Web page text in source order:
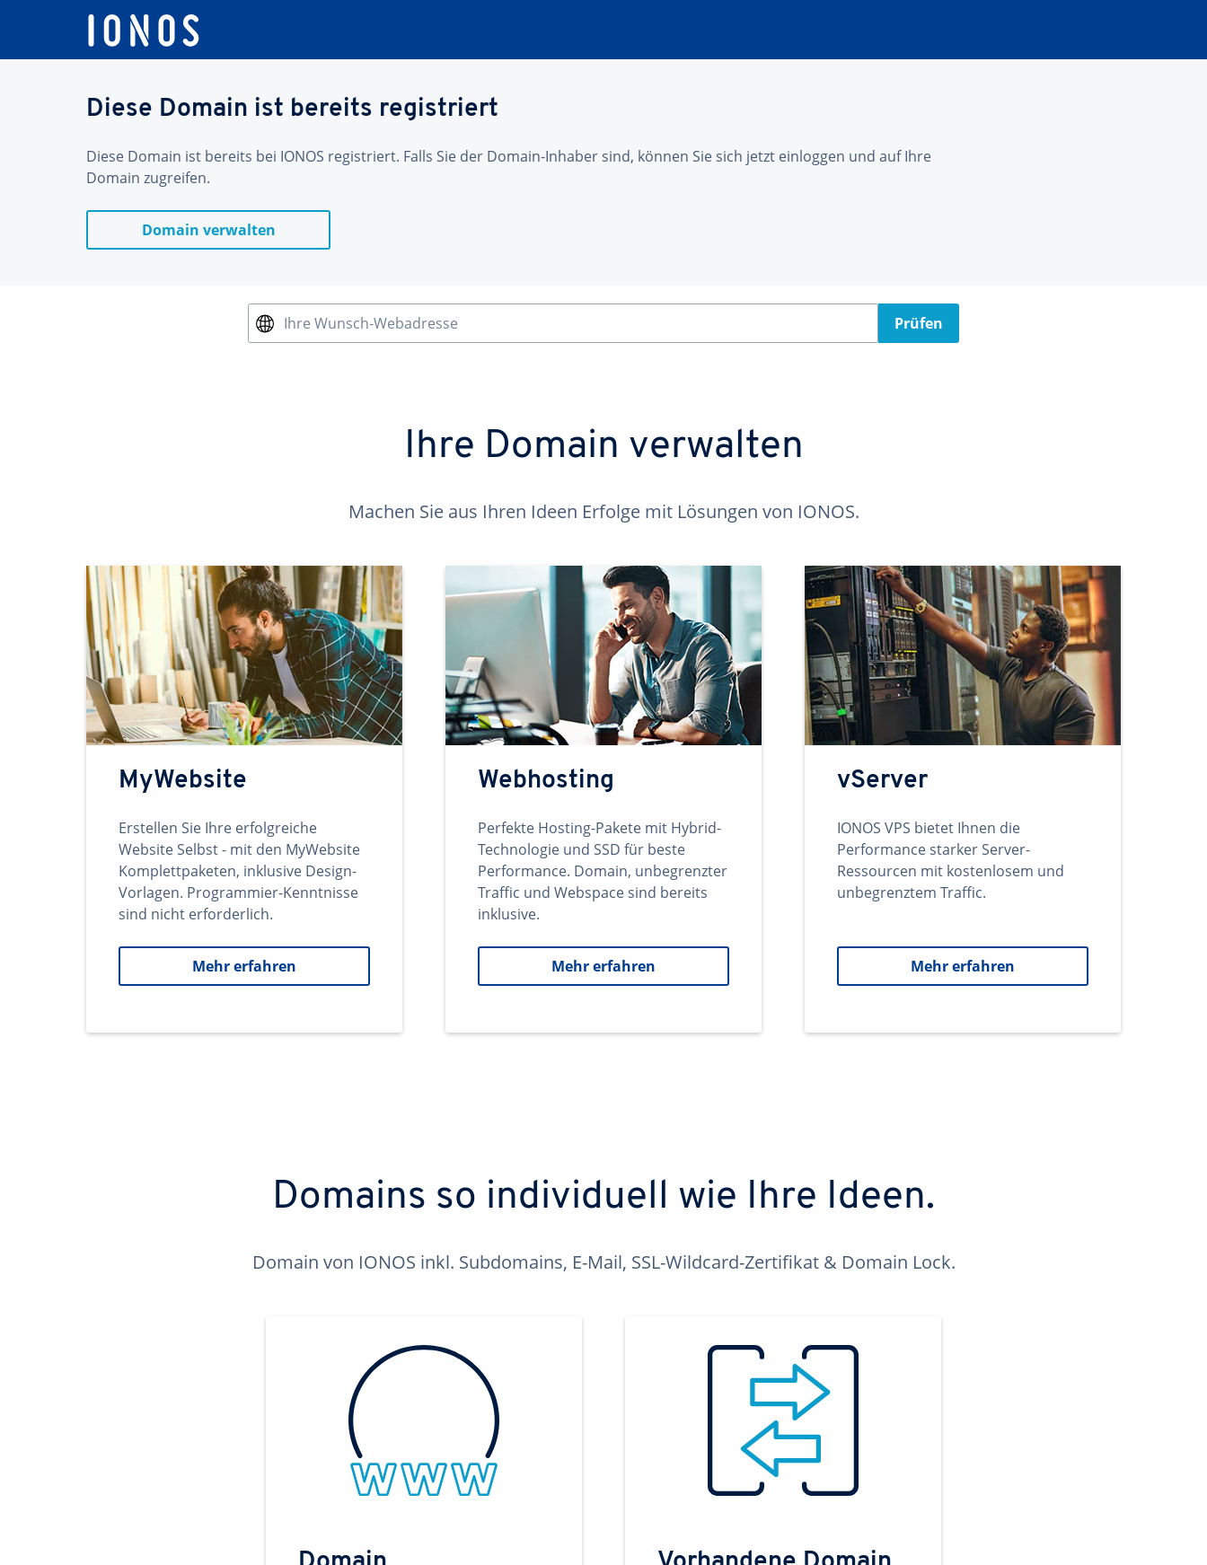
Diese Domain ist bereits registriert
Diese Domain ist bereits bei IONOS registriert. Falls Sie der Domain-Inhaber sind, können Sie sich jetzt einloggen und auf Ihre
Domain zugreifen.
Domain verwalten
Ihre Wunsch-Webadresse Prüfen
Ihre Domain verwalten
Machen Sie aus Ihren Ideen Erfolge mit Lösungen von IONOS.
MyWebsite
Erstellen Sie Ihre erfolgreiche
Website Selbst - mit den MyWebsite
Komplettpaketen, inklusive Design-
Vorlagen. Programmier-Kenntnisse
sind nicht erforderlich.
Mehr erfahren
Webhosting
Perfekte Hosting-Pakete mit Hybrid-
Technologie und SSD für beste
Performance. Domain, unbegrenzter
Traffic und Webspace sind bereits
inklusive.
Mehr erfahren
vServer
IONOS VPS bietet Ihnen die
Performance starker Server-
Ressourcen mit kostenlosem und
unbegrenztem Traffic.
Mehr erfahren
Domains so individuell wie Ihre Ideen.
Domain von IONOS inkl. Subdomains, E-Mail, SSL-Wildcard-Zertifikat & Domain Lock.